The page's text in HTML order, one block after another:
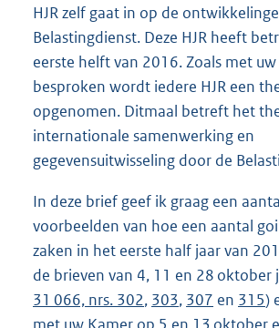
HJR zelf gaat in op de
Belastingdienst. Deze HJR heeft
eerste helft van 2016. Zoals met
besproken wordt iedere HJR een
opgenomen. Ditmaal betreft het
internationale samenwerking en
gegevensuitwisseling door de
In deze brief geef ik graag een
voorbeelden van hoe een aantal
zaken in het eerste half jaar van
de brieven van 4, 11 en 28 oktober
31 066, nrs. 302, 303, 307 en 315)